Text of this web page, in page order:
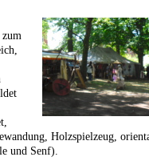
zum
Holzspielzeug,
und Senf).